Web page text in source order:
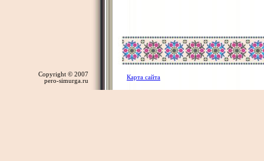
Copyright © 2007
pero-simurga.ru
Карта сайта